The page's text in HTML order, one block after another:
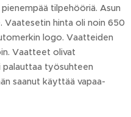
tilpehööriä. Asun
hinta oli noin 650
logo. Vaatteiden
Vaatteet olivat
palauttaa työsuhteen
saanut käyttää vapaa-